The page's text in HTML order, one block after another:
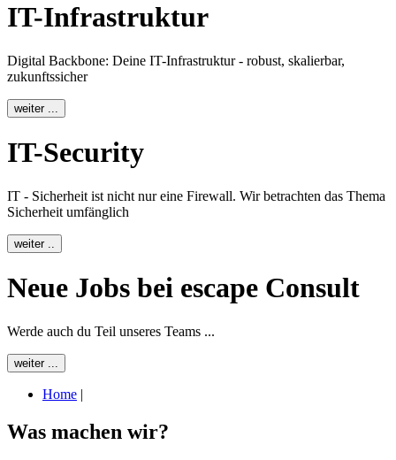
IT-Infrastruktur
Digital Backbone: Deine IT-Infrastruktur - robust, skalierbar,
zukunftssicher
weiter ...
IT-Security
IT - Sicherheit ist nicht nur eine Firewall. Wir betrachten das Thema
Sicherheit umfänglich
weiter ..
Neue Jobs bei escape Consult
Werde auch du Teil unseres Teams ...
weiter ...
Home |
Was machen wir?